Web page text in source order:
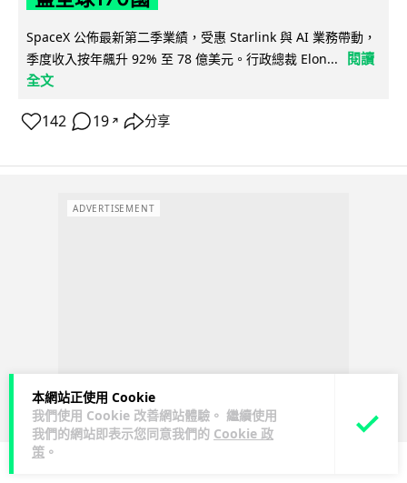
本網站正使用 Cookie
我們使用 Cookie 改善網站體驗。 繼續使用
我們的網站即表示您同意我們的 Cookie 政
策 。
SpaceX 公佈最新第二季業績，受惠 Starlink 與 AI 業務帶動，
季度收入按年飆升 92% 至 78 億美元。行政總裁 Elon...
閱讀
全文
142 19 ↗ 分享
ADVERTISEMENT